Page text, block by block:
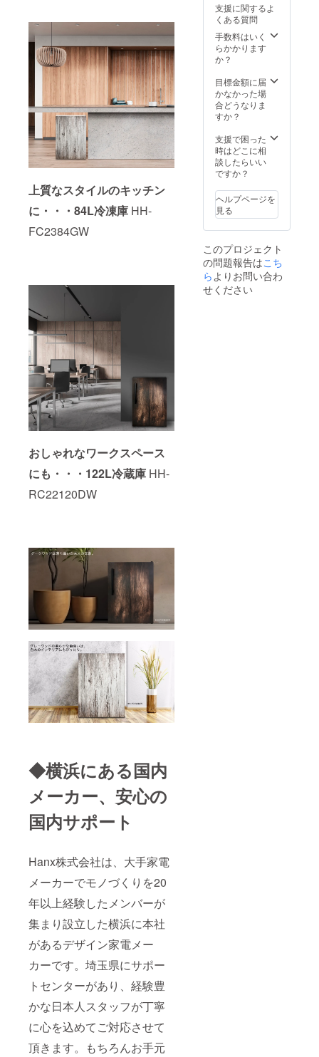
上質なスタイルのキッチン
に・・・84L冷凍庫 HH-
FC2384GW
おしゃれなワークスペース
にも・・・122L冷蔵庫 HH-
RC22120DW
◆横浜にある国内
メーカー、安心の
国内サポート
Hanx株式会社は、大手家電
メーカーでモノづくりを20
年以上経験したメンバーが
集まり設立した横浜に本社
があるデザイン家電メー
カーです。埼玉県にサポー
トセンターがあり、経験豊
かな日本人スタッフが丁寧
に心を込めてご対応させて
頂きます。もちろんお手元
支援に関するよ
くある質問
手数料はいく
らかかります
か？
目標金額に届
かなかった場
合どうなりま
すか？
支援で困った
時はどこに相
談したらいい
ですか？
ヘルプページを
見る
このプロジェクト
の問題報告はこち
ら よりお問い合わ
せください